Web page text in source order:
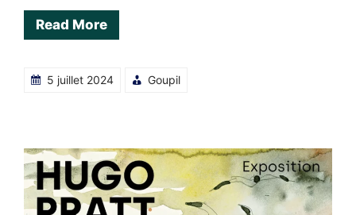
Read More
5 juillet 2024 Goupil